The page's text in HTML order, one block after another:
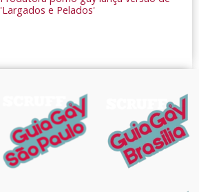
'Largados e Pelados'